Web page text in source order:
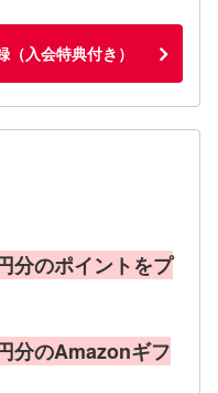
入会特典付き）
分のポイントをプ
分のAmazonギフ